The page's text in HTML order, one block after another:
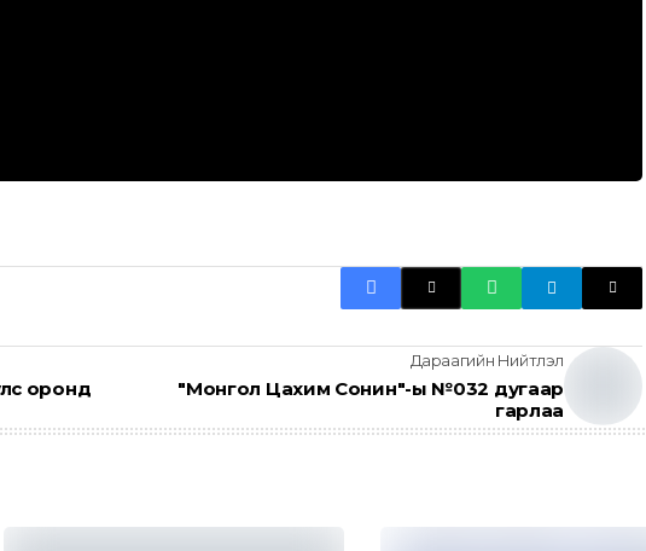
оронд
Дараагийн Нийтлэл
"Монгол Цахим Сонин"-ы №032 дугаар
гарлаа